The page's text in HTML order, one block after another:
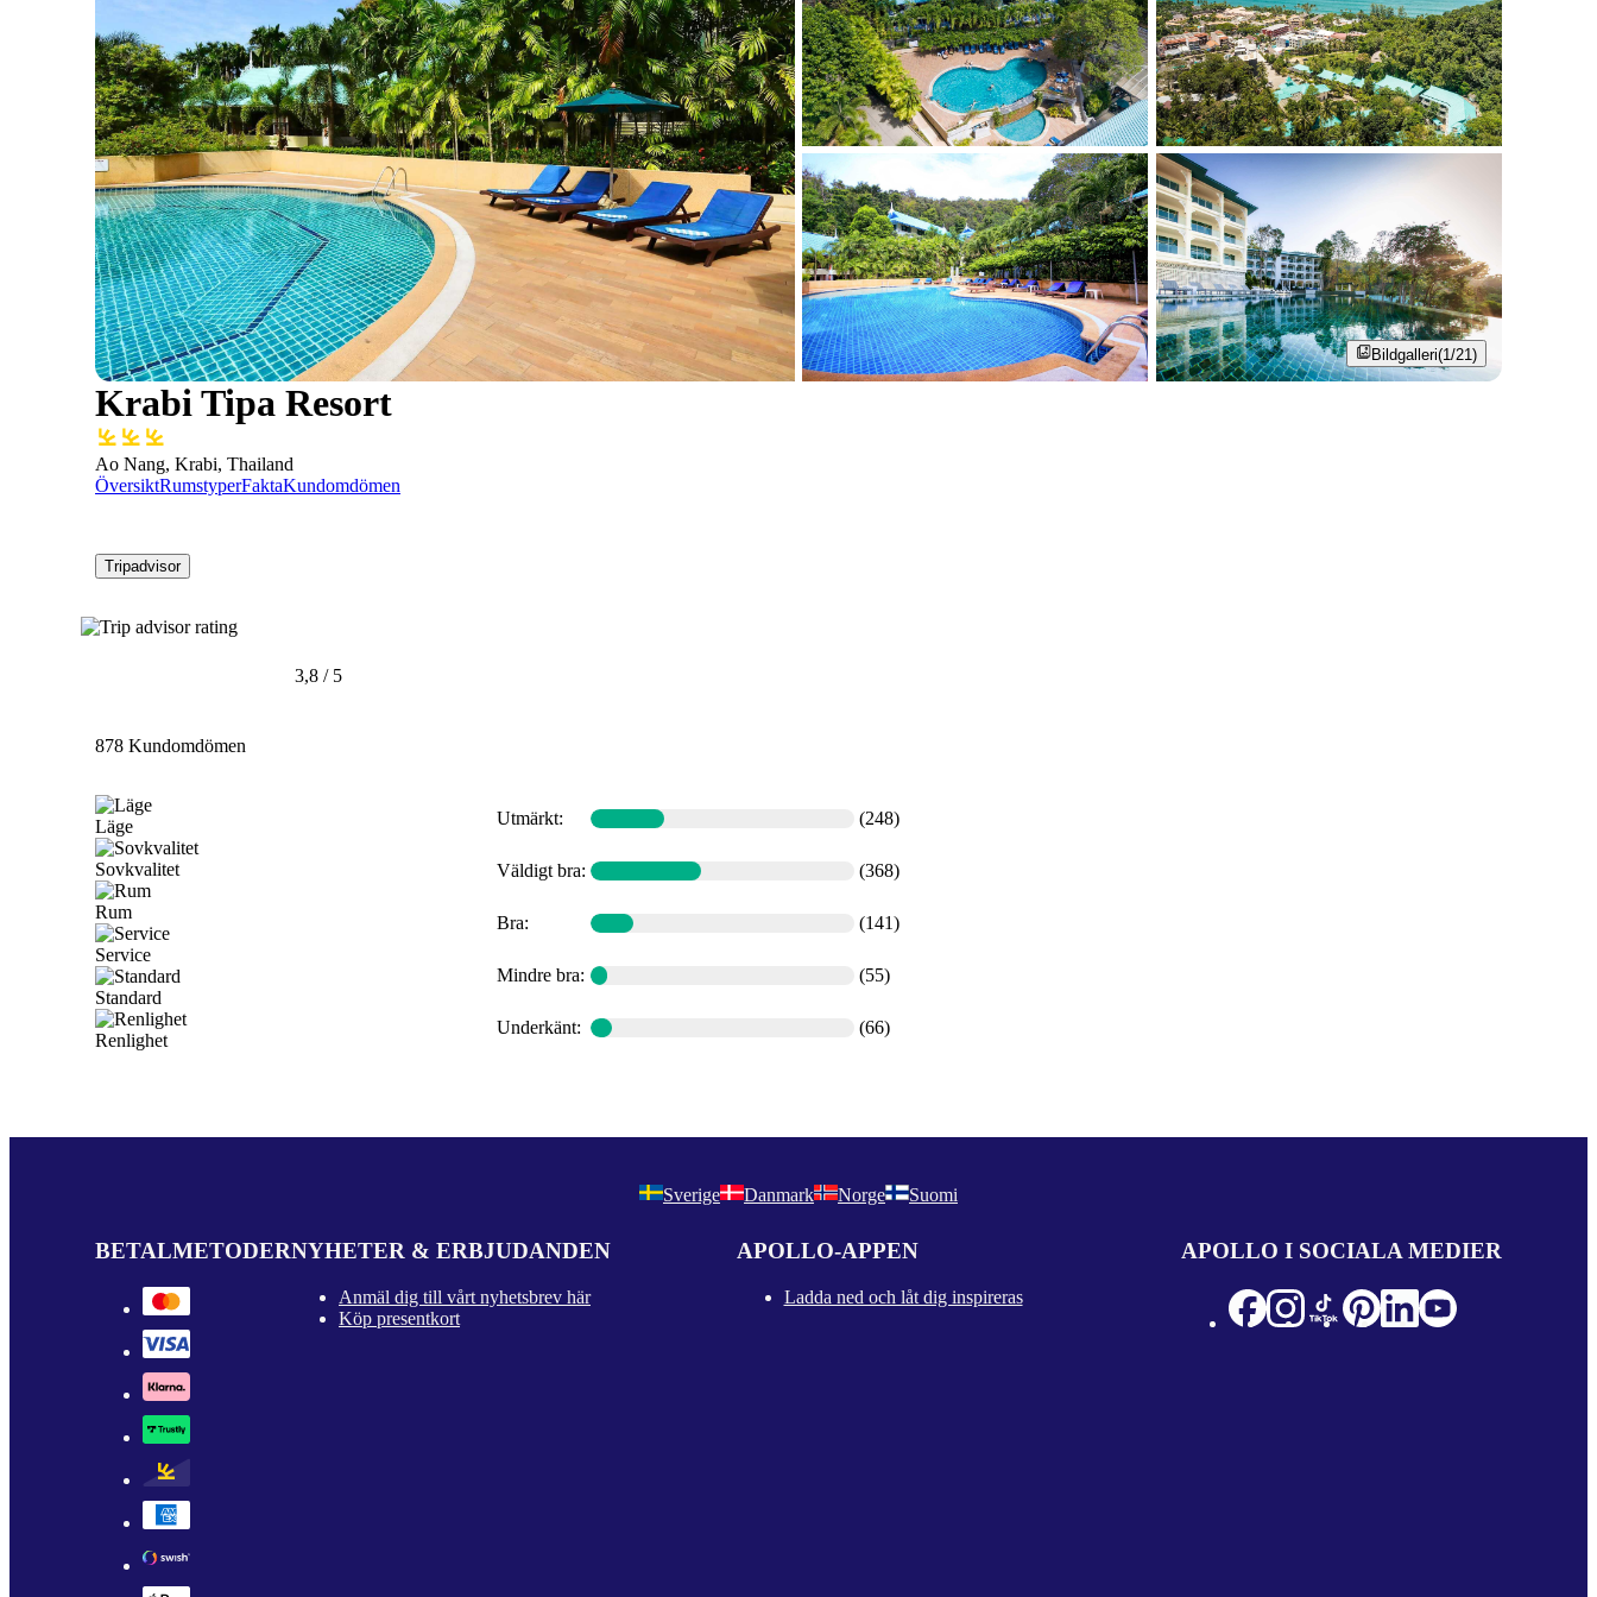
Bildgalleri(1/21)
Krabi Tipa Resort
Ao Nang, Krabi, Thailand
ÖversiktRumstyperFaktaKundomdömen
Tripadvisor
3,8 / 5
878 Kundomdömen
Utmärkt: (248)
Väldigt bra: (368)
Bra: (141)
Mindre bra: (55)
Underkänt: (66)
Läge
Sovkvalitet
Rum
Service
Standard
Renlighet
Sverige Danmark Norge Suomi
BETALMETODERNYHETER & ERBJUDANDEN
Anmäl dig till vårt nyhetsbrev här
Köp presentkort
APOLLO-APPEN
Ladda ned och låt dig inspireras
APOLLO I SOCIALA MEDIER